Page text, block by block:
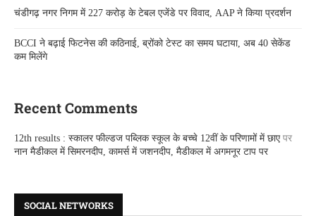
चंडीगढ़ नगर निगम में 227 करोड़ के टेबल एजेंडे पर विवाद, AAP ने किया प्रदर्शन
BCCI ने बढ़ाई फिटनेस की कठिनाई, ब्रोंको टेस्ट का समय घटाया, अब 40 सेकेंड
कम मिलेंगे
Recent Comments
12th results : स्कालर फील्डज पब्लिक स्कूल के बच्चे 12वीं के परिणामों में छाएपर
नान मैडीकल में सिमरनदीप, कामर्स में जशनदीप, मैडीकल में अगमनूर टाप पर
SOCIAL NETWORKS